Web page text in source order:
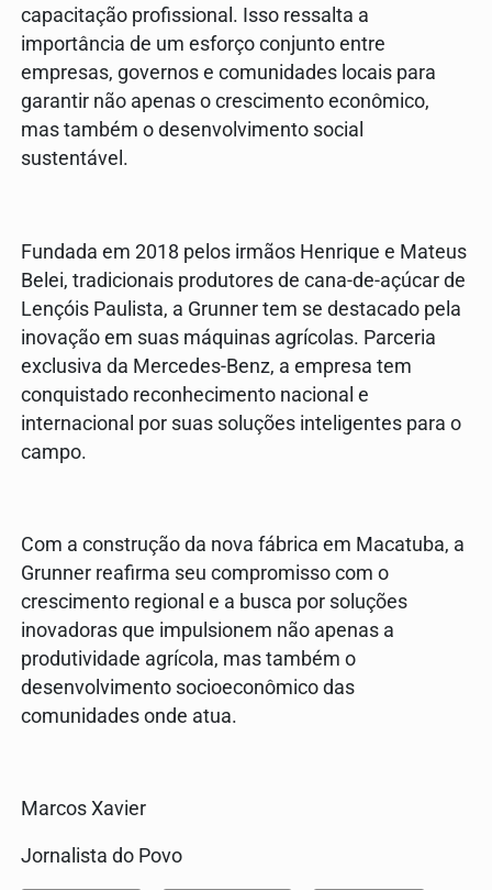
capacitação profissional. Isso ressalta a
importância de um esforço conjunto entre
empresas, governos e comunidades locais para
garantir não apenas o crescimento econômico,
mas também o desenvolvimento social
sustentável.
Fundada em 2018 pelos irmãos Henrique e Mateus
Belei, tradicionais produtores de cana-de-açúcar de
Lençóis Paulista, a Grunner tem se destacado pela
inovação em suas máquinas agrícolas. Parceria
exclusiva da Mercedes-Benz, a empresa tem
conquistado reconhecimento nacional e
internacional por suas soluções inteligentes para o
campo.
Com a construção da nova fábrica em Macatuba, a
Grunner reafirma seu compromisso com o
crescimento regional e a busca por soluções
inovadoras que impulsionem não apenas a
produtividade agrícola, mas também o
desenvolvimento socioeconômico das
comunidades onde atua.
Marcos Xavier
Jornalista do Povo